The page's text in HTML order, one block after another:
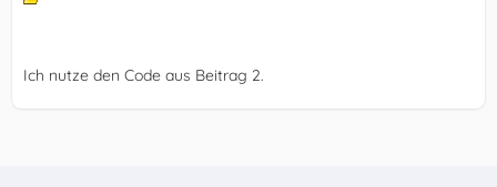
Ich nutze den Code aus Beitrag 2.